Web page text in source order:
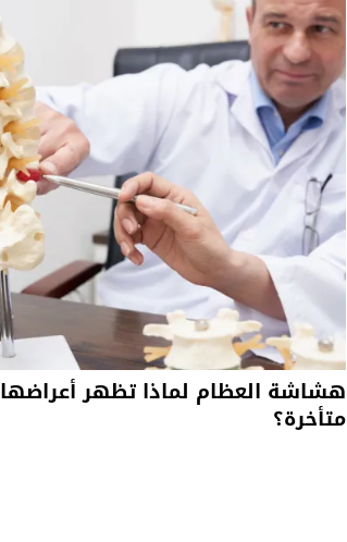
هشاشة العظام لماذا تظهر أعراضها
متأخرة؟